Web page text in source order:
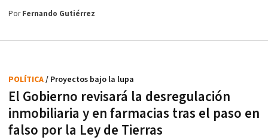
PorFernando Gutiérrez
El Gobierno revisará la desregulación
inmobiliaria y en farmacias tras el paso en
falso por la Ley de Tierras
POLÍTICA/ Proyectos bajo la lupa